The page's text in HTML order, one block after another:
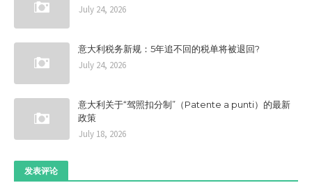
July 24, 2026
意大利税务新规：5年追不回的税单将被退回?
July 24, 2026
意大利关于“驾照扣分制”（Patente a punti）的最新
政策
July 18, 2026
发表评论